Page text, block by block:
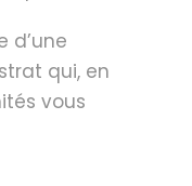
d’une
qui, en
vous